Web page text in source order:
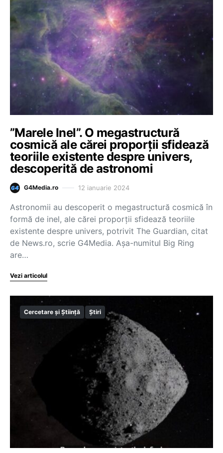
”Marele Inel”. O megastructură
cosmică ale cărei proporții sfidează
teoriile existente despre univers,
descoperită de astronomi
G4Media.ro 12 ianuarie 2024
Astronomii au descoperit o megastructură cosmică în
formă de inel, ale cărei proporţii sfidează teoriile
existente despre univers, potrivit The Guardian, citat
de News.ro, scrie G4Media. Aşa-numitul Big Ring
are…
Vezi articolul
Cercetare și Știință Știri